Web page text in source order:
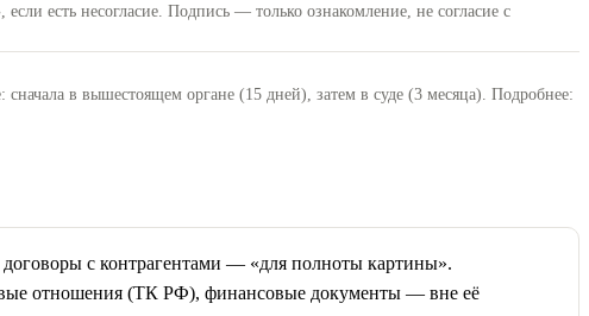
, если есть несогласие. Подпись — только ознакомление, не согласие с
в вышестоящем органе (15 дней), затем в суде (3 месяца). Подробнее:
с контрагентами — «для полноты картины».
отношения (ТК РФ), финансовые документы — вне её